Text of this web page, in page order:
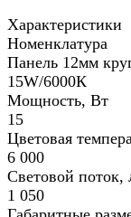
Характеристики
Номенклатура
Панель 12мм
15W/6000К
Мощность, Вт
15
Цветовая
6 000
Световой поток,
1 050